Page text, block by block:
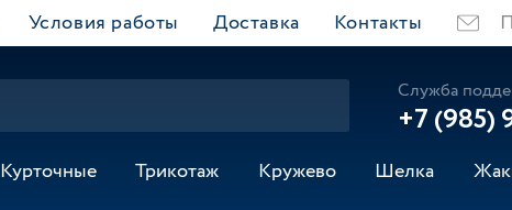
Условия работы Доставка Контакты
Служба
+7 (985)
Курточные Трикотаж Кружево Шелка